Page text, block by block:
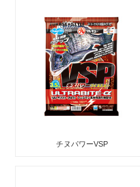
チヌパワーVSP